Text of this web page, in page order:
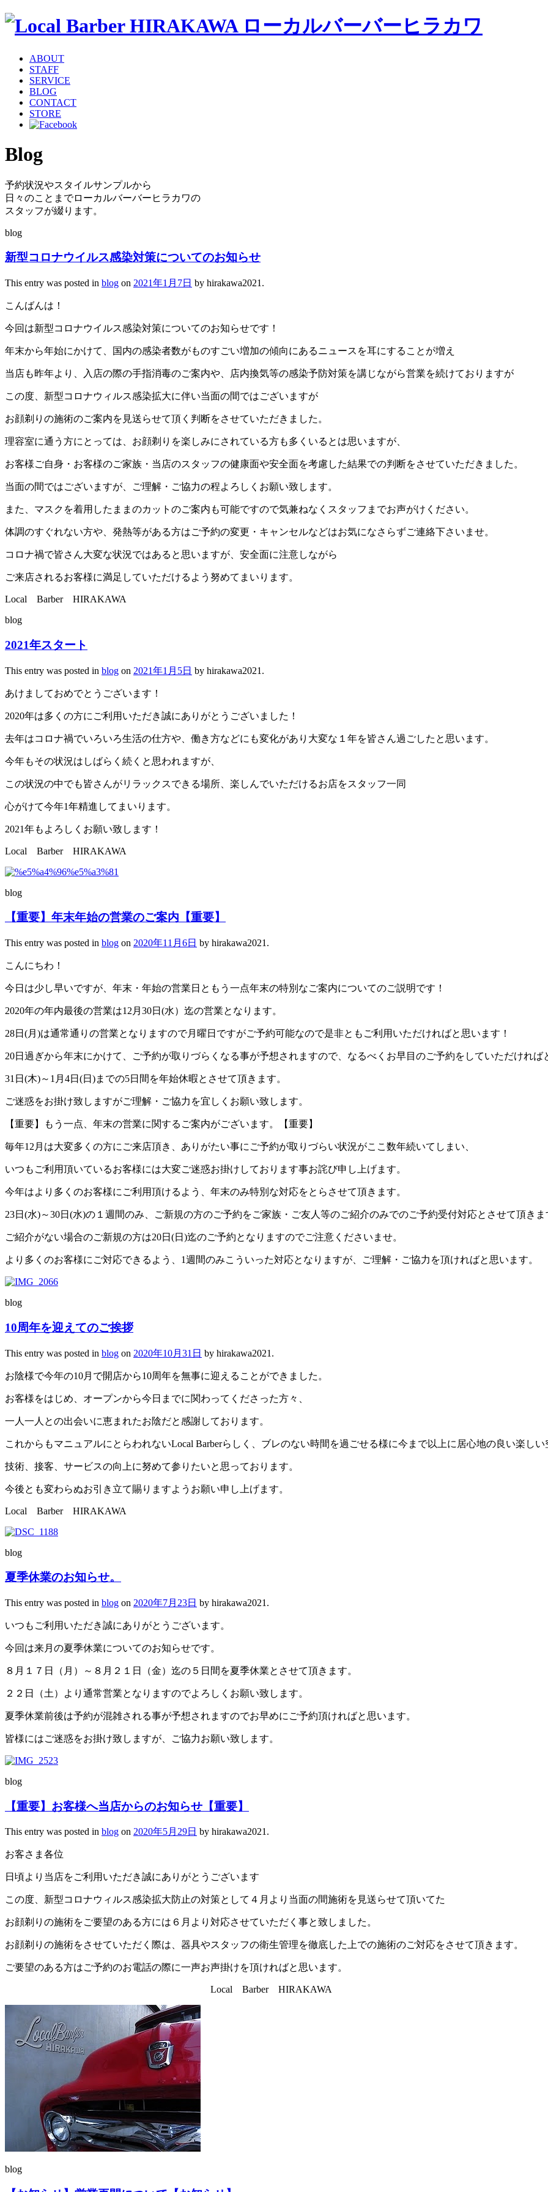
ABOUT
STAFF
SERVICE
BLOG
CONTACT
STORE
Blog
予約状況やスタイルサンプルから
日々のことまでローカルバーバーヒラカワの
スタッフが綴ります。
blog
新型コロナウイルス感染対策についてのお知らせ
This entry was posted in blog on 2021年1月7日 by hirakawa2021 .
こんばんは！
今回は新型コロナウイルス感染対策についてのお知らせです！
年末から年始にかけて、国内の感染者数がものすごい増加の傾向にあるニュースを耳にすることが増え
当店も昨年より、入店の際の手指消毒のご案内や、店内換気等の感染予防対策を講じながら営業を続けておりますが
この度、新型コロナウィルス感染拡大に伴い当面の間ではございますが
お顔剃りの施術のご案内を見送らせて頂く判断をさせていただきました。
理容室に通う方にとっては、お顔剃りを楽しみにされている方も多くいるとは思いますが、
お客様ご自身・お客様のご家族・当店のスタッフの健康面や安全面を考慮した結果での判断をさせていただきました。
当面の間ではございますが、ご理解・ご協力の程よろしくお願い致します。
また、マスクを着用したままのカットのご案内も可能ですので気兼ねなくスタッフまでお声がけください。
体調のすぐれない方や、発熱等がある方はご予約の変更・キャンセルなどはお気になさらずご連絡下さいませ。
コロナ禍で皆さん大変な状況ではあると思いますが、安全面に注意しながら
ご来店されるお客様に満足していただけるよう努めてまいります。
Local Barber HIRAKAWA
blog
2021年スタート
This entry was posted in blog on 2021年1月5日 by hirakawa2021 .
あけましておめでとうございます！
2020年は多くの方にご利用いただき誠にありがとうございました！
去年はコロナ禍でいろいろ生活の仕方や、働き方などにも変化があり大変な１年を皆さん過ごしたと思います。
今年もその状況はしばらく続くと思われますが、
この状況の中でも皆さんがリラックスできる場所、楽しんでいただけるお店をスタッフ一同
心がけて今年1年精進してまいります。
2021年もよろしくお願い致します！
Local Barber HIRAKAWA
blog
【重要】年末年始の営業のご案内【重要】
This entry was posted in blog on 2020年11月6日 by hirakawa2021 .
こんにちわ！
今日は少し早いですが、年末・年始の営業日ともう一点年末の特別なご案内についてのご説明です！
2020年の年内最後の営業は12月30日(水）迄の営業となります。
28日(月)は通常通りの営業となりますので月曜日ですがご予約可能なので是非ともご利用いただければと思います！
20日過ぎから年末にかけて、ご予約が取りづらくなる事が予想されますので、なるべくお早目のご予約をしていただければ
31日(木)～1月4日(日)までの5日間を年始休暇とさせて頂きます。
ご迷惑をお掛け致しますがご理解・ご協力を宜しくお願い致します。
【重要】もう一点、年末の営業に関するご案内がございます。【重要】
毎年12月は大変多くの方にご来店頂き、ありがたい事にご予約が取りづらい状況がここ数年続いてしまい、
いつもご利用頂いているお客様には大変ご迷惑お掛けしております事お詫び申し上げます。
今年はより多くのお客様にご利用頂けるよう、年末のみ特別な対応をとらさせて頂きます。
23日(水)～30日(水)の１週間のみ、ご新規の方のご予約をご家族・ご友人等のご紹介のみでのご予約受付対応とさせて頂きま
ご紹介がない場合のご新規の方は20日(日)迄のご予約となりますのでご注意くださいませ。
より多くのお客様にご対応できるよう、1週間のみこういった対応となりますが、ご理解・ご協力を頂ければと思います。
blog
10周年を迎えてのご挨拶
This entry was posted in blog on 2020年10月31日 by hirakawa2021 .
お陰様で今年の10月で開店から10周年を無事に迎えることができました。
お客様をはじめ、オープンから今日までに関わってくださった方々、
一人一人との出会いに恵まれたお陰だと感謝しております。
これからもマニュアルにとらわれないLocal Barberらしく、ブレのない時間を過ごせる様に今まで以上に居心地の良い楽し
技術、接客、サービスの向上に努めて参りたいと思っております。
今後とも変わらぬお引き立て賜りますようお願い申し上げます。
Local Barber HIRAKAWA
blog
夏季休業のお知らせ。
This entry was posted in blog on 2020年7月23日 by hirakawa2021 .
いつもご利用いただき誠にありがとうございます。
今回は来月の夏季休業についてのお知らせです。
８月１７日（月）～８月２１日（金）迄の５日間を夏季休業とさせて頂きます。
２２日（土）より通常営業となりますのでよろしくお願い致します。
夏季休業前後は予約が混雑される事が予想されますのでお早めにご予約頂ければと思います。
皆様にはご迷惑をお掛け致しますが、ご協力お願い致します。
blog
【重要】お客様へ当店からのお知らせ【重要】
This entry was posted in blog on 2020年5月29日 by hirakawa2021 .
お客さま各位
日頃より当店をご利用いただき誠にありがとうございます
この度、新型コロナウィルス感染拡大防止の対策として４月より当面の間施術を見送らせて頂いてた
お顔剃りの施術をご要望のある方には６月より対応させていただく事と致しました。
お顔剃りの施術をさせていただく際は、器具やスタッフの衛生管理を徹底した上での施術のご対応をさせて頂きます。
ご要望のある方はご予約のお電話の際に一声お声掛けを頂ければと思います。
Local Barber HIRAKAWA
blog